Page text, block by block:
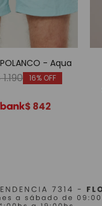
- Aqua
1.190 16
$ 842